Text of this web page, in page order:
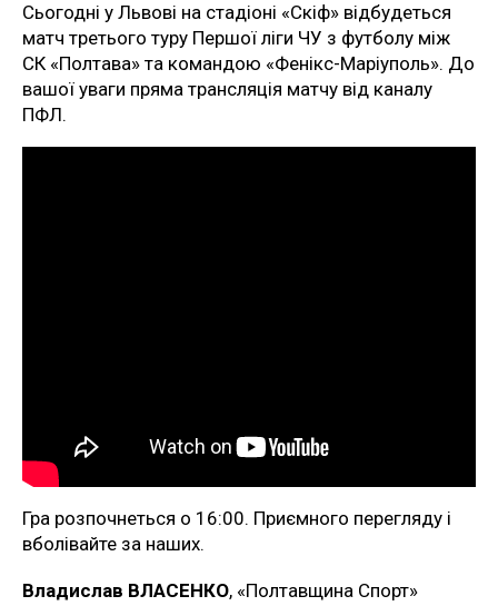
Сьогодні у Львові на стадіоні «Скіф» відбудеться
матч третього туру Першої ліги ЧУ з футболу між
СК «Полтава» та командою «Фенікс-Маріуполь». До
вашої уваги пряма трансляція матчу від каналу
ПФЛ.
Гра розпочнеться о 16:00. Приємного перегляду і
вболівайте за наших.
Владислав ВЛАСЕНКО, «Полтавщина Спорт»